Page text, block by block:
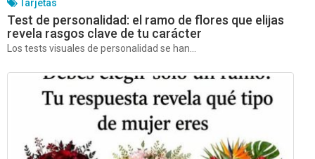
Tarjetas
Test de personalidad: el ramo de flores que elijas
revela rasgos clave de tu carácter
Los tests visuales de personalidad se han...